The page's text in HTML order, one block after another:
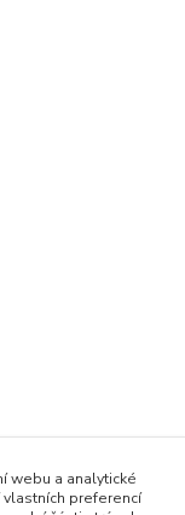
webu a analytické
preferencí